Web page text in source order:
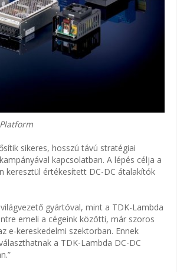
sikeres, hosszú távú stratégiai
kapcsolatban. A lépés célja a
keresztül értékesített DC-DC átalakítók
gyártóval, mint a TDK-Lambda
emeli a cégeink közötti, már szoros
e-kereskedelmi szektorban. Ennek
a TDK-Lambda DC-DC